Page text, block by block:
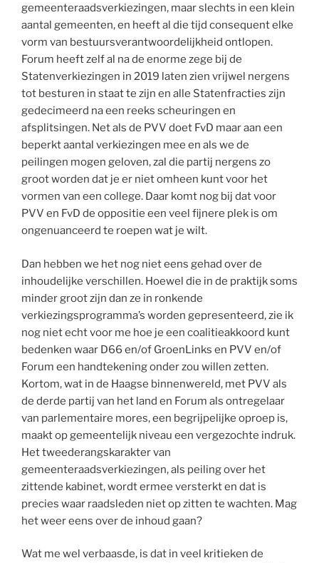
gemeenteraadsverkiezingen, maar slechts in een klein
aantal gemeenten, en heeft al die tijd consequent elke
vorm van bestuursverantwoordelijkheid ontlopen.
Forum heeft zelf al na de enorme zege bij de
Statenverkiezingen in 2019 laten zien vrijwel nergens
tot besturen in staat te zijn en alle Statenfracties zijn
gedecimeerd na een reeks scheuringen en
afsplitsingen. Net als de PVV doet FvD maar aan een
beperkt aantal verkiezingen mee en als we de
peilingen mogen geloven, zal die partij nergens zo
groot worden dat je er niet omheen kunt voor het
vormen van een college. Daar komt nog bij dat voor
PVV en FvD de oppositie een veel fijnere plek is om
ongenuanceerd te roepen wat je wilt.
Dan hebben we het nog niet eens gehad over de
inhoudelijke verschillen. Hoewel die in de praktijk soms
minder groot zijn dan ze in ronkende
verkiezingsprogramma’s worden gepresenteerd, zie ik
nog niet echt voor me hoe je een coalitieakkoord kunt
bedenken waar D66 en/of GroenLinks en PVV en/of
Forum een handtekening onder zou willen zetten.
Kortom, wat in de Haagse binnenwereld, met PVV als
de derde partij van het land en Forum als ontregelaar
van parlementaire mores, een begrijpelijke oproep is,
maakt op gemeentelijk niveau een vergezochte indruk.
Het tweederangskarakter van
gemeenteraadsverkiezingen, als peiling over het
zittende kabinet, wordt ermee versterkt en dat is
precies waar raadsleden niet op zitten te wachten. Mag
het weer eens over de inhoud gaan?
Wat me wel verbaasde, is dat in veel kritieken de